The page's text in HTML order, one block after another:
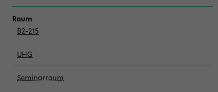
B2-215
UHG
Seminarraum